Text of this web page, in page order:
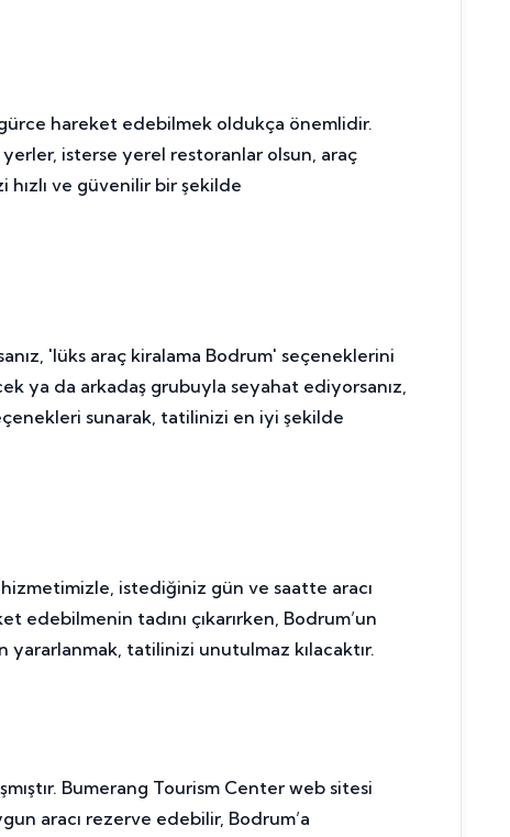
hareket edebilmek oldukça önemlidir.
isterse yerel restoranlar olsun, araç
ve güvenilir bir şekilde
'lüks araç kiralama Bodrum' seçeneklerini
ya da arkadaş grubuyla seyahat ediyorsanız,
sunarak, tatilinizi en iyi şekilde
istediğiniz gün ve saatte aracı
tadını çıkarırken, Bodrum’un
tatilinizi unutulmaz kılacaktır.
Bumerang Tourism Center web sitesi
aracı rezerve edebilir, Bodrum’a